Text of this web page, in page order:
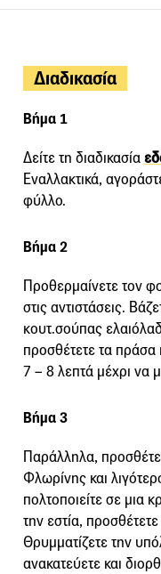
Διαδικασία
Βήμα 1
Δείτε τη διαδικασία
Εναλλακτικά,
φύλλο.
Βήμα 2
Προθερμαίνετε τον
στις αντιστάσεις.
κουτ.σούπας
προσθέτετε τα πράσα
7 – 8 λεπτά μέχρι να
Βήμα 3
Παράλληλα,
Φλωρίνης και
πολτοποιείτε σε μια
την εστία,
Θρυμματίζετε την
ανακατεύετε και